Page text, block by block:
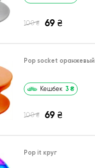
100 ₴ 69 ₴
Pop socket оранжевый
Кешбек 3 ₴
100 ₴ 69 ₴
Pop it круг